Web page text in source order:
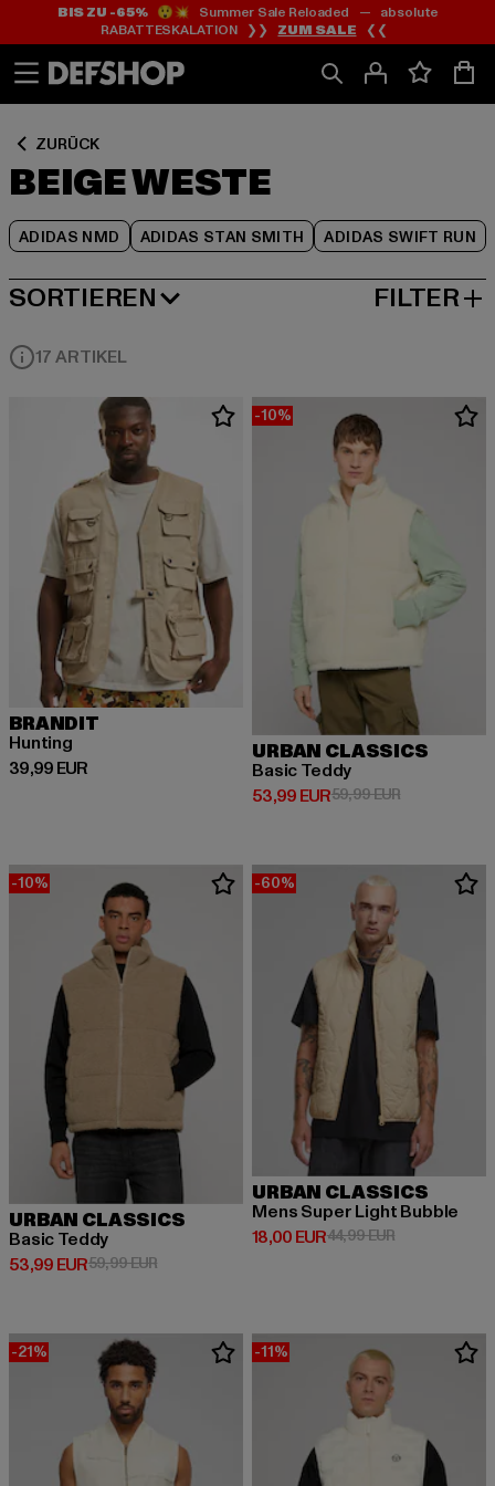
Zum
Inhalt
springen
Zum
Fußzeile
springen
BIS ZU -65%😲💥 Summer Sale Reloaded — absolute
RABATTESKALATION ❯❯ ZUM SALE ❮❮
ZURÜCK
BEIGE WESTE
ADIDAS NMD ADIDAS STAN SMITH ADIDAS SWIFT RUN
Zum
Produktraster
springen
SORTIEREN
BELIEBTESTE FILTER
17 ARTIKEL
BRANDIT
Hunting
39,99 EUR
Derzeitiger Preis: 39,99 EUR
-10%
URBAN CLASSICS
Basic Teddy
53,99 EUR
Derzeitiger Preis: 53,99 EUR
59,99 EURAktionspreis:
-10%
URBAN CLASSICS
Basic Teddy
53,99 EUR
Derzeitiger Preis: 53,99 EUR
59,99 EURAktionspreis: 59,99 EUR
-60%
URBAN CLASSICS
Mens Super Light Bubble
18,00 EUR
Derzeitiger Preis: 18,00 EUR
44,99 EURAktionspreis:
-21% -11%